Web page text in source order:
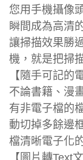
您用手機攝像
瞬間成為高清
讓掃描效果勝
機，就是把掃
【隨手可記的
不論書籍、漫
有非電子檔的
動切掉多餘邊
檔清晰電子化
【圖片轉Text